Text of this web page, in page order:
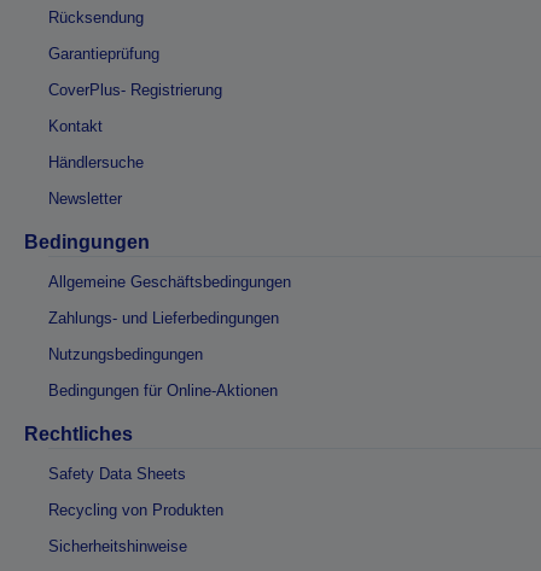
Rücksendung
Garantieprüfung
CoverPlus- Registrierung
Kontakt
Händlersuche
Newsletter
Bedingungen
Allgemeine Geschäftsbedingungen
Zahlungs- und Lieferbedingungen
Nutzungsbedingungen
Bedingungen für Online-Aktionen
Rechtliches
Safety Data Sheets
Recycling von Produkten
Sicherheitshinweise